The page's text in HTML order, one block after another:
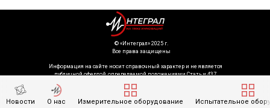
Информация на сайте носит справочный характер и не является
публичной офертой, определяемой положениями Статьи 437
(спецификация) и комплект поставки товара могут быть изменены
производителем без предварительного уведомления. Уточняйте
информацию у наших менеджеров.
©️ «Интеграл» 2025 г.
Все права защищены
Новости О нас Измерительное оборудование Испытательное